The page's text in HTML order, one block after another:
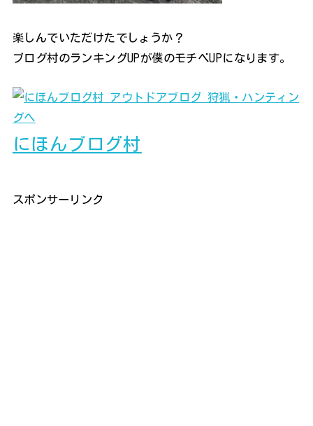
楽しんでいただけたでしょうか？
ブログ村のランキングUPが僕のモチベUPになります。
にほんブログ村
スポンサーリンク